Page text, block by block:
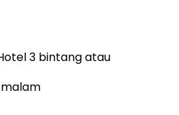
3 bintang atau